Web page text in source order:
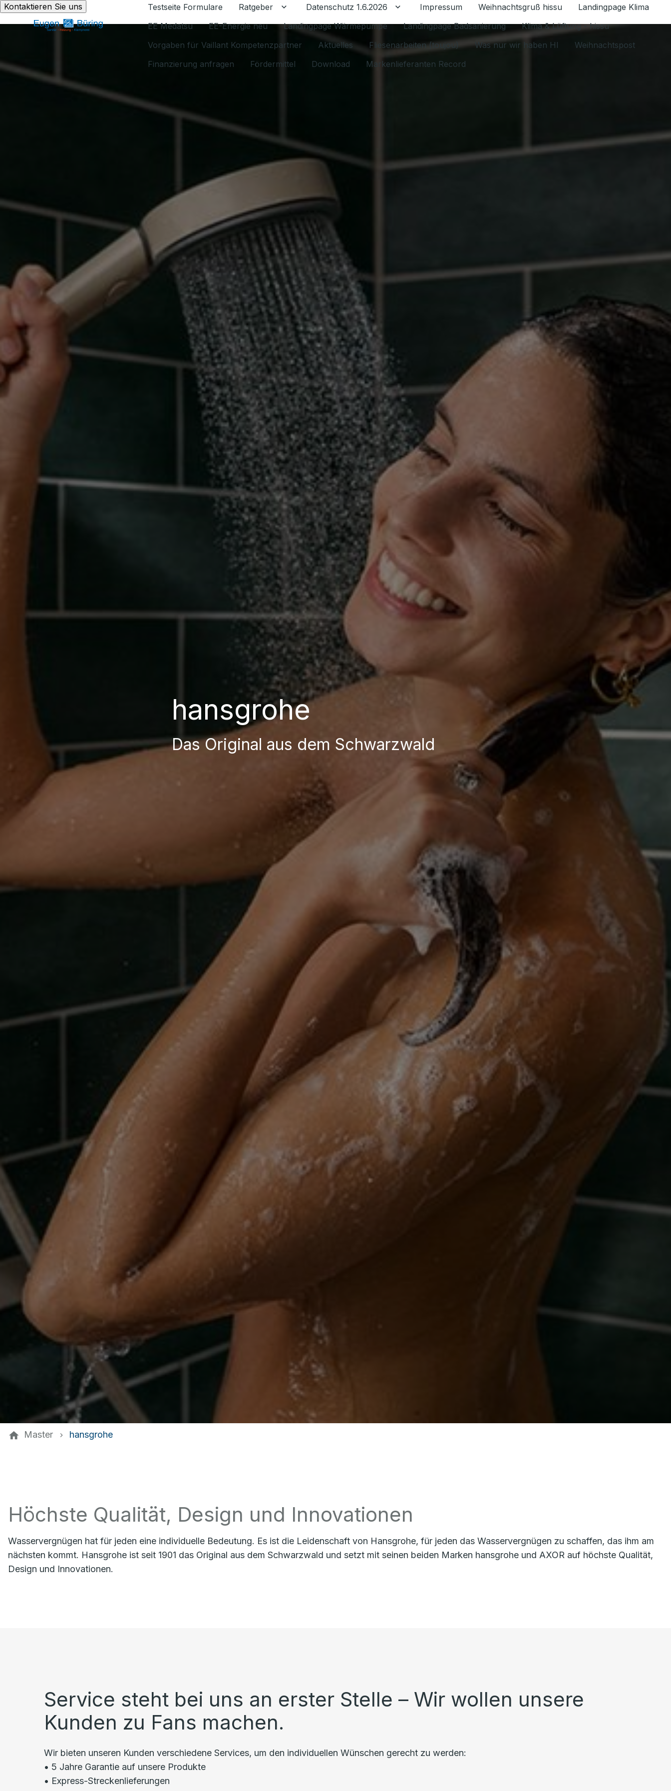
Kontaktieren Sie uns Testseite Formulare Ratgeber Untermenü für Ratgeber umschalten
Datenschutz 1.6.2026 Untermenü für Datenschutz 1.6.2026 umschalten
Impressum Weihnachtsgruß hissu
Landingpage Klima
EE Medatsu
EE-Energie neu Landingpage Wärmepumpe Landingpage Badsanierung
Klima & Lüftung - hissu
Vorgaben für Vaillant Kompetenzpartner
Aktuelles Fliesenarbeiten (toujou) Was nur wir haben HI
Weihnachtspost
Finanzierung anfragen
Fördermittel Download Markenlieferanten Record
hansgrohe
Das Original aus dem Schwarzwald
Master hansgrohe
Höchste Qualität, Design und Innovationen
Wasservergnügen hat für jeden eine individuelle Bedeutung. Es ist die Leidenschaft von Hansgrohe, für jeden das Wasservergnügen zu schaffen, das ihm am
nächsten kommt. Hansgrohe ist seit 1901 das Original aus dem Schwarzwald und setzt mit seinen beiden Marken hansgrohe und AXOR auf höchste Qualität,
Design und Innovationen.
Service steht bei uns an erster Stelle – Wir wollen unsere
Kunden zu Fans machen.
Wir bieten unseren Kunden verschiedene Services, um den individuellen Wünschen gerecht zu werden:
• 5 Jahre Garantie auf unsere Produkte
• Express-Streckenlieferungen